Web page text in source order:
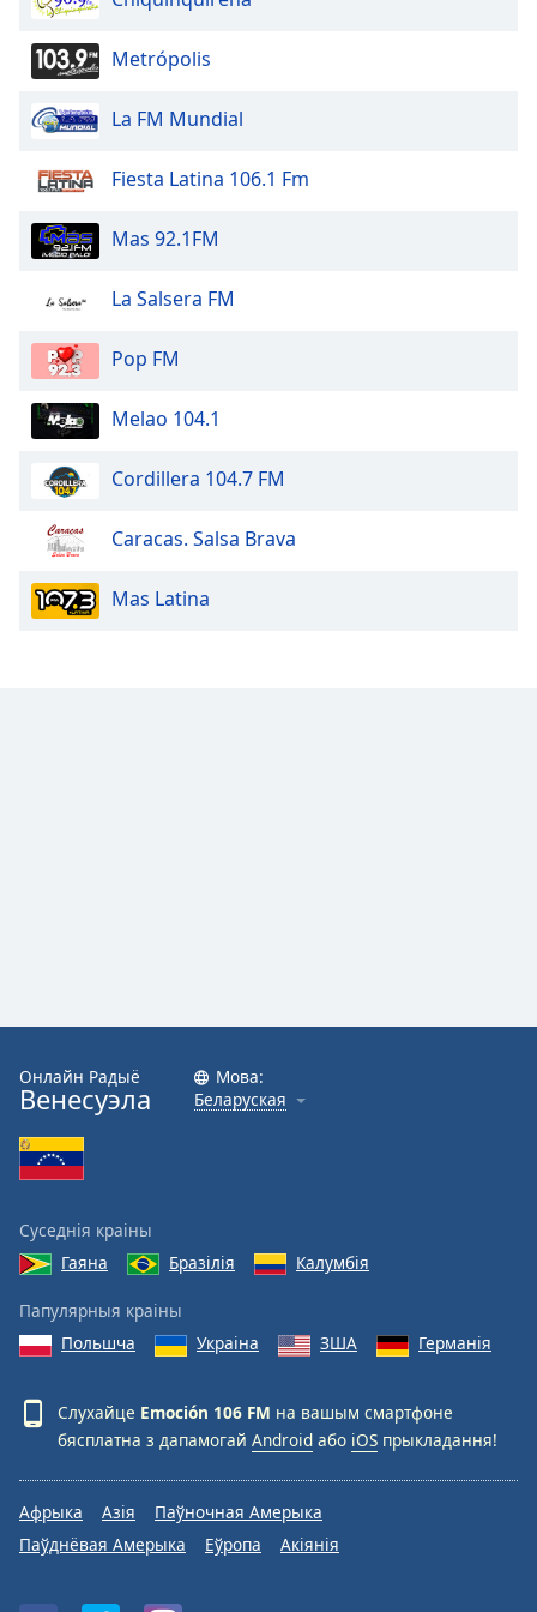
dialog
window.
Escape
window.
Color
Opacity
Color
Opacity
Font
Family
Done
Close
Dialog
End
window.
Metrópolis
La FM Mundial
Fiesta Latina 106.1 Fm
Mas 92.1FM
La Salsera FM
Pop FM
Melao 104.1
Cordillera 104.7 FM
Caracas. Salsa Brava
Mas Latina
Онлайн Радыё
Венесуэла
Мова:
Беларуская
Суседнія краіны
Гаяна
Бразілія Калумбія
Папулярныя краіны
Польшча
Украіна ЗША Германія
Слухайце Emoción 106 FM на вашым смартфоне
бясплатна з дапамогай Android або iOS прыкладання!
Афрыка Азія
Паўночная Амерыка
Паўднёвая Амерыка
Еўропа Акіянія